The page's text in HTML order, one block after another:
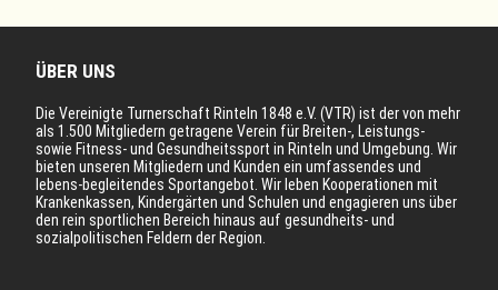
ÜBER UNS
Die Vereinigte Turnerschaft Rinteln 1848 e.V. (VTR) ist der von mehr
als 1.500 Mitgliedern getragene Verein für Breiten-, Leistungs-
sowie Fitness- und Gesundheitssport in Rinteln und Umgebung. Wir
bieten unseren Mitgliedern und Kunden ein umfassendes und
lebens-begleitendes Sportangebot. Wir leben Kooperationen mit
Krankenkassen, Kindergärten und Schulen und engagieren uns über
den rein sportlichen Bereich hinaus auf gesundheits- und
sozialpolitischen Feldern der Region.